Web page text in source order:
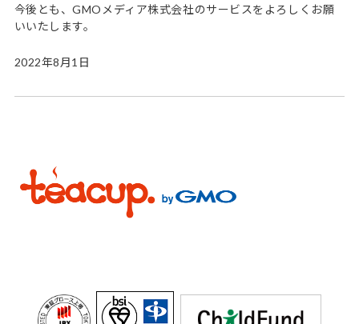
今後とも、GMOメディア株式会社のサービスをよろしくお願
いいたします。
2022年8月1日